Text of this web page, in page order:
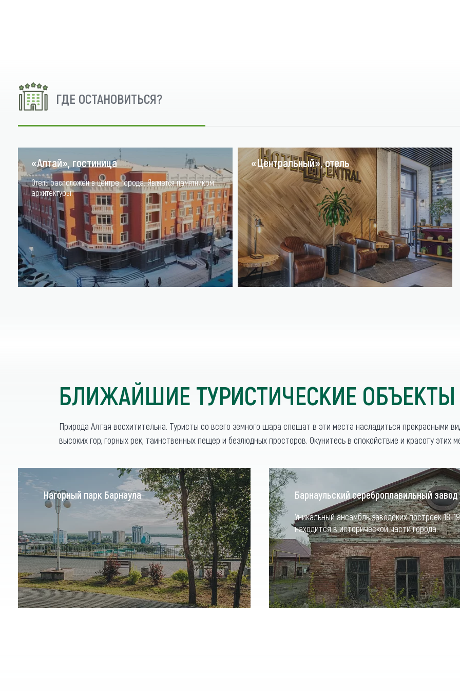
ГДЕ ОСТАНОВИТЬСЯ?
«Алтай», гостиница
Отель расположен в центре города. Является памятником
архитектуры.
«Центральный», отель
БЛИЖАЙШИЕ ТУРИСТИЧЕСКИЕ ОБЪЕКТЫ
Природа Алтая восхитительна. Туристы со всего земного шара спешат в эти места насладиться прекрасными
высоких гор, горных рек, таинственных пещер и безлюдных просторов. Окунитесь в спокойствие и красоту этих
Нагорный парк Барнаула Барнаульский сереброплавильный завод
Уникальный ансамбль заводских построек 18-
находится в исторической части города.